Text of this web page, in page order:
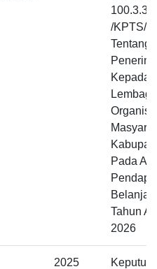
/KPTS/
Tentang
Kepada
Pada
Belanja
Tahun
2026
2025